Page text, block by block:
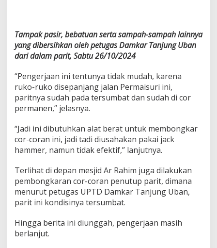
Tampak pasir, bebatuan serta sampah-sampah lainnya
yang dibersihkan oleh petugas Damkar Tanjung Uban
dari dalam parit, Sabtu 26/10/2024
“Pengerjaan ini tentunya tidak mudah, karena
ruko-ruko disepanjang jalan Permaisuri ini,
paritnya sudah pada tersumbat dan sudah di cor
permanen,” jelasnya.
“Jadi ini dibutuhkan alat berat untuk membongkar
cor-coran ini, jadi tadi diusahakan pakai jack
hammer, namun tidak efektif,” lanjutnya.
Terlihat di depan mesjid Ar Rahim juga dilakukan
pembongkaran cor-coran penutup parit, dimana
menurut petugas UPTD Damkar Tanjung Uban,
parit ini kondisinya tersumbat.
Hingga berita ini diunggah, pengerjaan masih
berlanjut.